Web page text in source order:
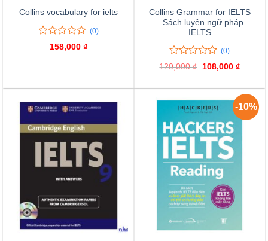
Collins vocabulary for ielts
(0)
158,000 ₫
Collins Grammar for IELTS
– Sách luyện ngữ pháp
IELTS
0
trên
0
giá
(0)
120,000₫ Giá
120,000 ₫.
108,000 ₫Giá
là:
-10%